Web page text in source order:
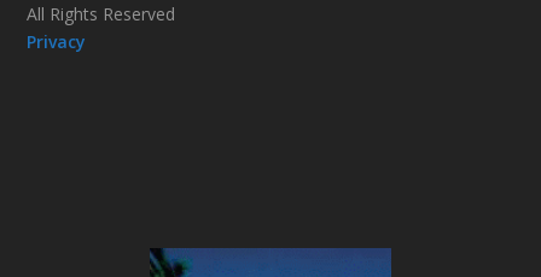
All Rights Reserved
Privacy